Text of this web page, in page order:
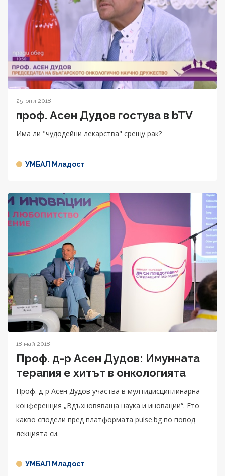
25 юни 2018
проф. Асен Дудов гостува в bTV
Има ли "чудодейни лекарства" срещу рак?
УМБАЛ Младост
18 май 2018
Проф. д-р Асен Дудов: Имунната
терапия е хитът в онкологията
Проф. д-р Асен Дудов участва в мултидисциплинарна
конференция „Вдъхновяваща наука и иновации“. Ето
какво сподели пред платформата pulse.bg по повод
лекцията си.
УМБАЛ Младост